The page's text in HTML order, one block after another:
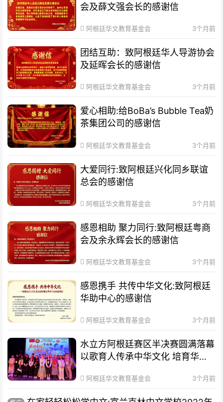
会及薛文强会长的感谢信
阿根廷华文教育基金会 3个月前
团结互助：致阿根廷华人导游协会
及延晖会长的感谢信
阿根廷华文教育基金会 3个月前
爱心相助:给BoBa’s Bubble Tea奶
茶集团公司的感谢信
阿根廷华文教育基金会 3个月前
大爱同行:致阿根廷兴化同乡联谊
总会的感谢信
阿根廷华文教育基金会 3个月前
感恩相助 聚力同行:致阿根廷粤商
会及余永辉会长的感谢信
阿根廷华文教育基金会 3个月前
感恩携手 共传中华文化:致阿根廷
华助中心的感谢信
阿根廷华文教育基金会 3个月前
水立方阿根廷赛区半决赛圆满落幕
以歌育人传承中华文化 培育华裔
阿根廷华文教育基金会 3个月前